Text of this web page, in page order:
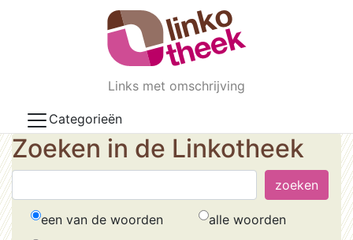
Skip to main content
Links met omschrijving
Categorieën
Zoeken in de Linkotheek
een van de woorden
alle woorden